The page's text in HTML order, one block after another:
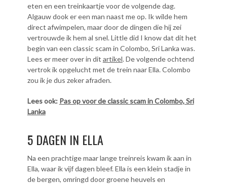
eten en een treinkaartje voor de volgende dag.
Algauw dook er een man naast me op. Ik wilde hem
direct afwimpelen, maar door de dingen die hij zei
vertrouwde ik hem al snel. Little did I know dat dit het
begin van een classic scam in Colombo, Sri Lanka was.
Lees er meer over in dit artikel. De volgende ochtend
vertrok ik opgelucht met de trein naar Ella. Colombo
zou ik je dus zeker afraden.
Lees ook: Pas op voor de classic scam in Colombo, Sri
Lanka
5 DAGEN IN ELLA
Na een prachtige maar lange treinreis kwam ik aan in
Ella, waar ik vijf dagen bleef. Ella is een klein stadje in
de bergen, omringd door groene heuvels en